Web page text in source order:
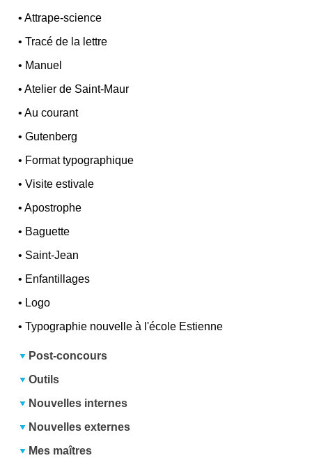
•Attrape-science
•Tracé de la lettre
• Manuel
•Atelier de Saint-Maur
•Au courant
•Gutenberg
• Format typographique
•Visite estivale
•Apostrophe
• Baguette
• Saint-Jean
• Enfantillages
• Logo
•Typographie nouvelle à l'école Estienne
Post-concours
Outils
Nouvelles internes
Nouvelles externes
Mes maîtres